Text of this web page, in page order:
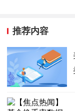
推荐内容